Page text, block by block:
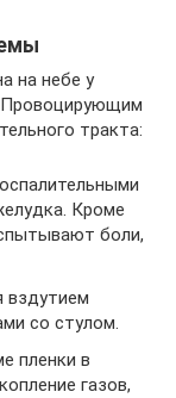
на небе у
Провоцирующим
тракта:
Кроме
боли,
вздутием
со стулом.
пленки в
газов,